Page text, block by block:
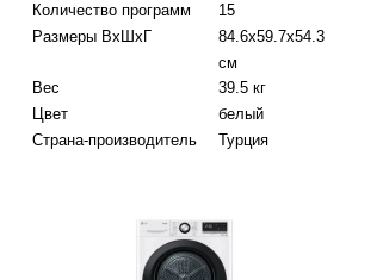
Количество программ
15
Размеры ВхШхГ
84.6х59.7х54.3
см
Вес
39.5 кг
Цвет
белый
Страна-производитель
Турция